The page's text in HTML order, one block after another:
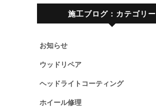
施工ブログ：カテゴリー
お知らせ
ウッドリペア
ヘッドライトコーティング
ホイール修理